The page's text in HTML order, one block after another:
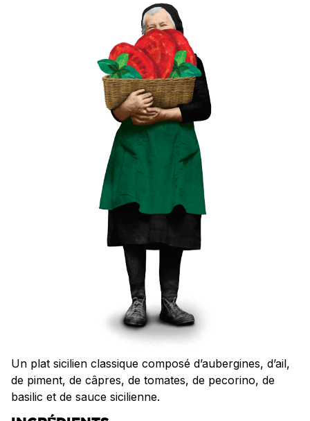
Un plat sicilien classique composé d’aubergines, d’ail,
de piment, de câpres, de tomates, de pecorino, de
basilic et de sauce sicilienne.